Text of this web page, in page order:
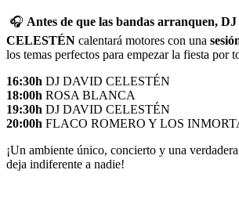
🎧 Antes de que las bandas arranquen,
CELESTÉN calentará motores con una
los temas perfectos para empezar la fiesta por
16:30h DJ DAVID CELESTÉN
18:00h ROSA BLANCA
19:30h DJ DAVID CELESTÉN
20:00h FLACO ROMERO Y LOS
¡Un ambiente único, concierto y una
deja indiferente a nadie!